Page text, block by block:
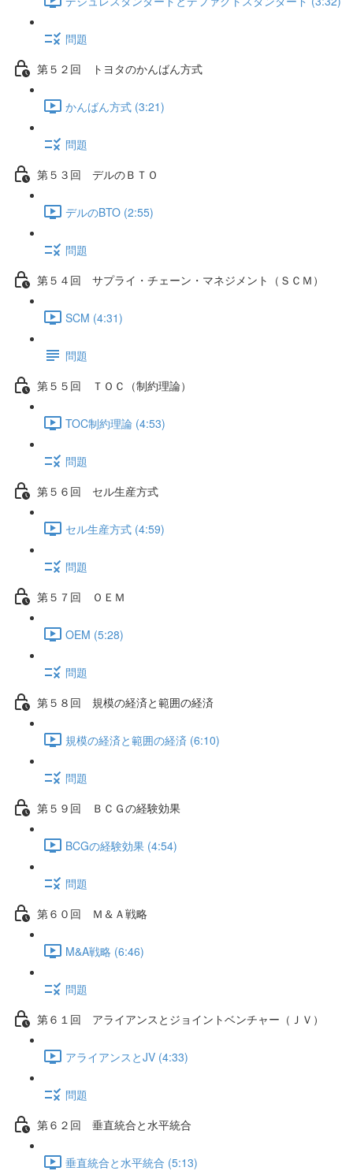
問題
第５２回 トヨタのかんばん方式
かんばん方式 (3:21)
問題
第５３回 デルのＢＴＯ
デルのBTO (2:55)
問題
第５４回 サプライ・チェーン・マネジメント（ＳＣＭ）
SCM (4:31)
問題
第５５回 ＴＯＣ（制約理論）
TOC制約理論 (4:53)
問題
第５６回 セル生産方式
セル生産方式 (4:59)
問題
第５７回 ＯＥＭ
OEM (5:28)
問題
第５８回 規模の経済と範囲の経済
規模の経済と範囲の経済 (6:10)
問題
第５９回 ＢＣＧの経験効果
BCGの経験効果 (4:54)
問題
第６０回 Ｍ＆Ａ戦略
M&A戦略 (6:46)
問題
第６１回 アライアンスとジョイントベンチャー（ＪＶ）
アライアンスとJV (4:33)
問題
第６２回 垂直統合と水平統合
垂直統合と水平統合 (5:13)